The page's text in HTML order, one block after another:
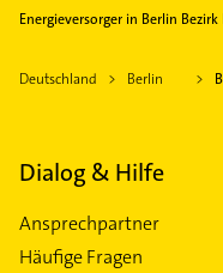
Energieversorger in Berlin
Deutschland Berlin
Dialog & Hilfe
Ansprechpartner
Häufige Fragen